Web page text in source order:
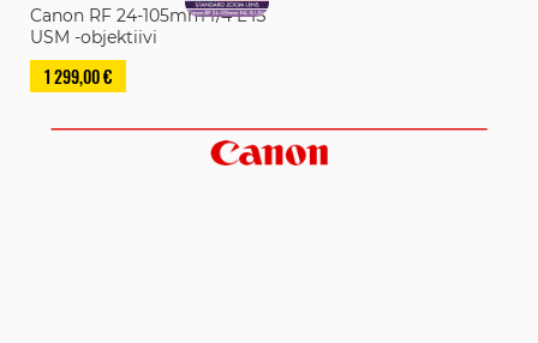
Canon RF 24-105mm f/4 L IS
USM -objektiivi
1 299,00 €